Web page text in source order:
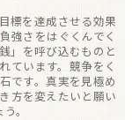
標を達成させる効果
強さをはぐくんでく
」を呼び込むものと
ています。競争をく
です。真実を見極め
方を変えたいと願い
。